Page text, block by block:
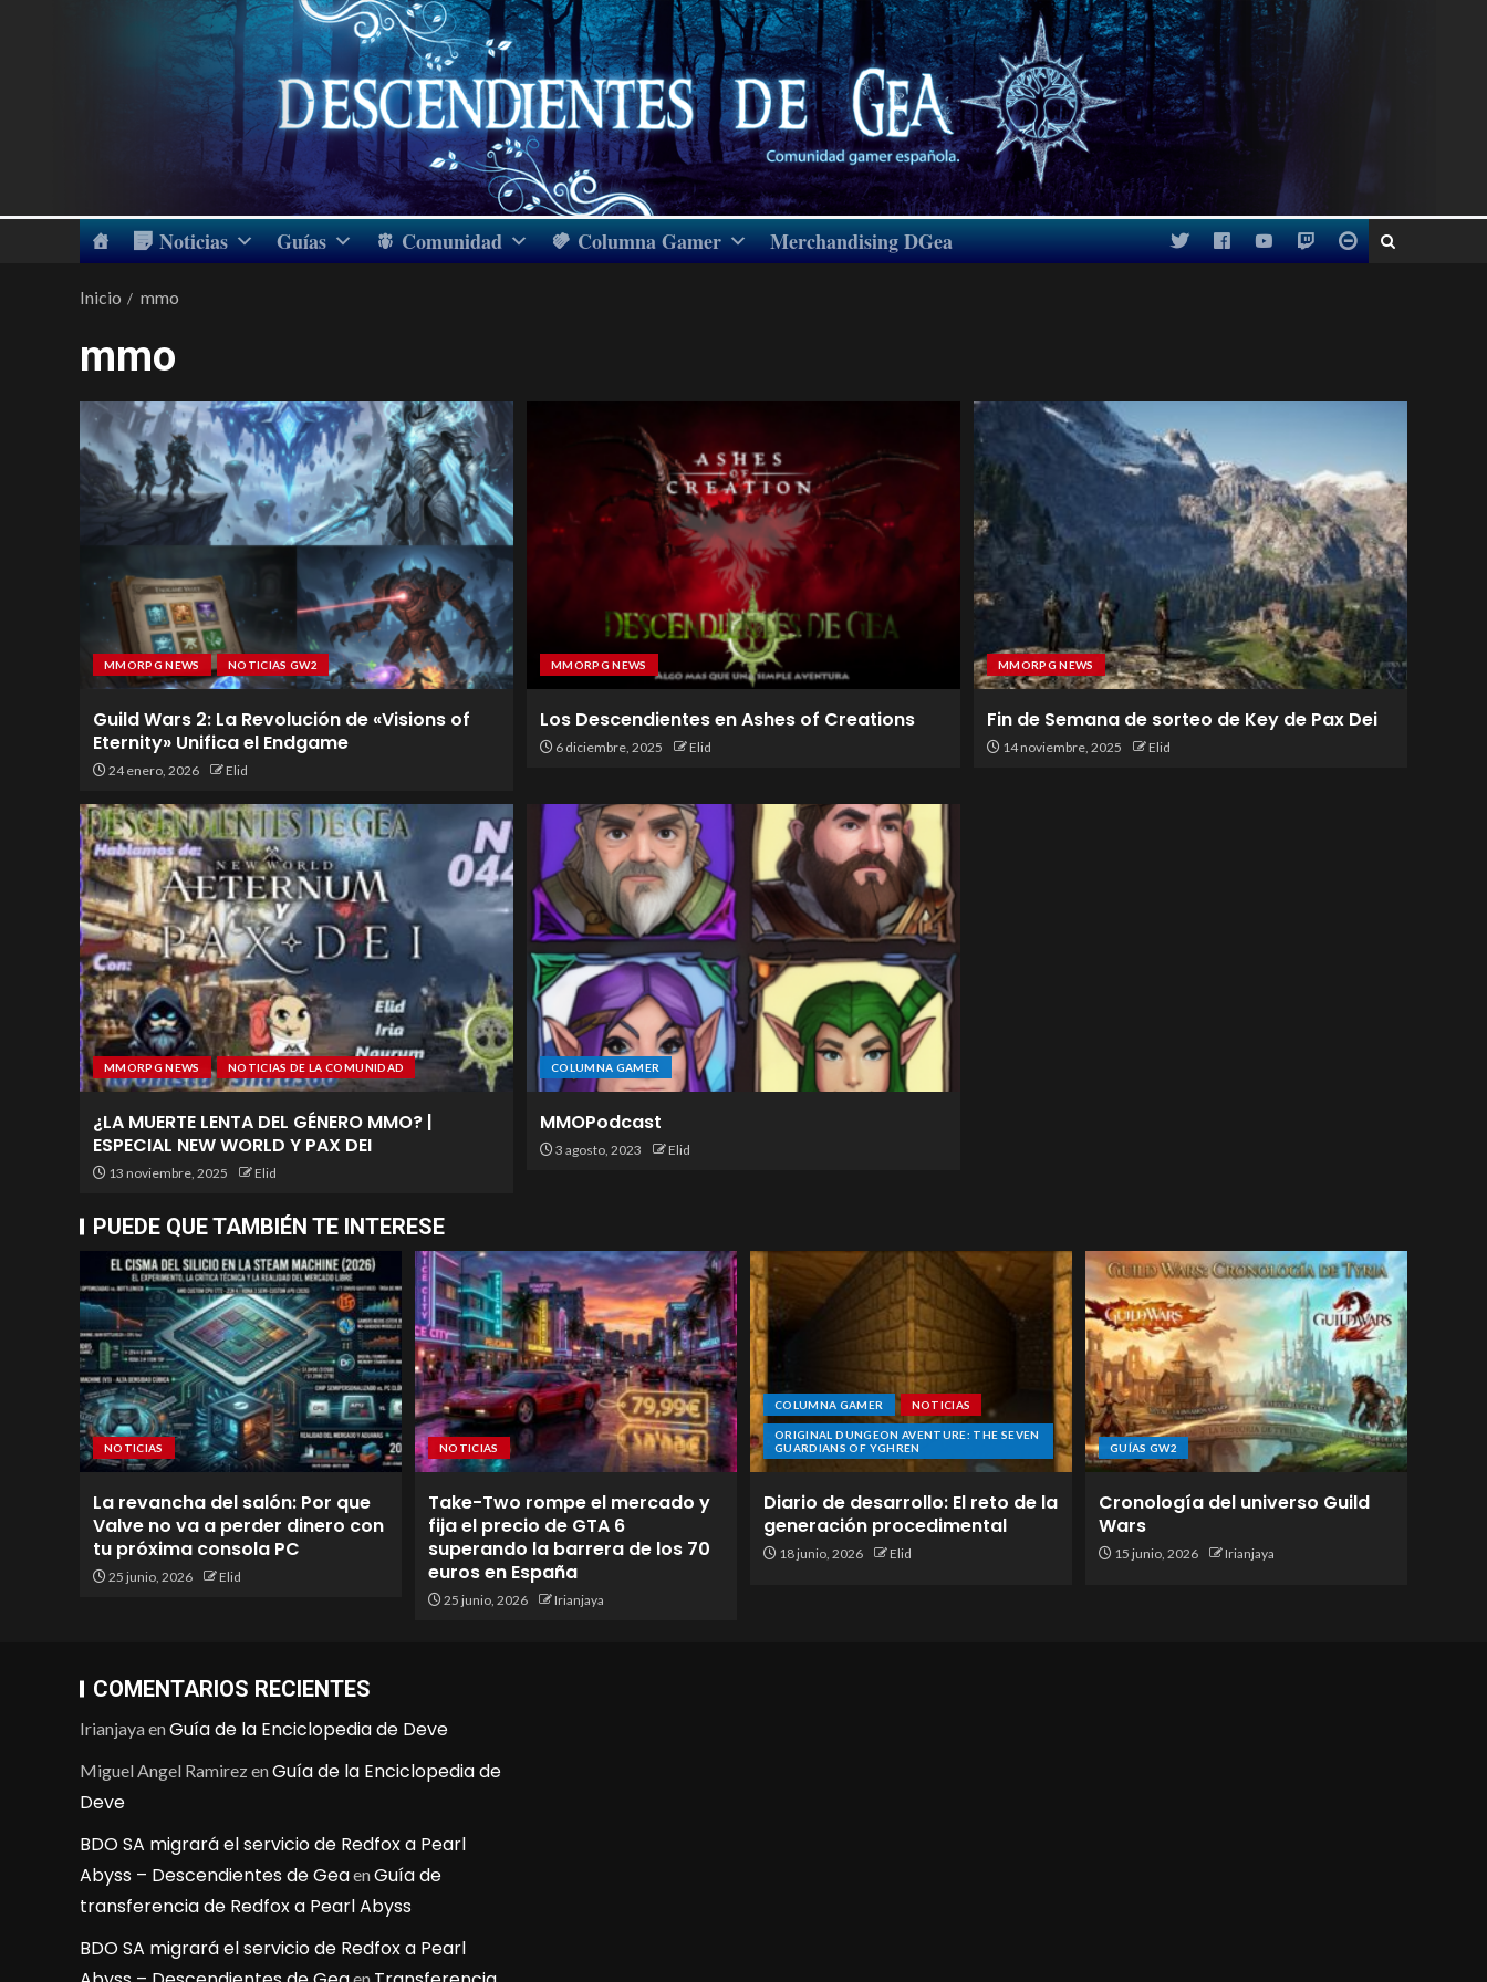
Noticias Guías Comunidad Columna Gamer Merchandising DGea
Inicio mmo
mmo
MMORPG NEWS NOTICIAS GW2
Guild Wars 2: La Revolución de «Visions of
Eternity» Unifica el Endgame
24 enero, 2026 Elid
MMORPG NEWS
Los Descendientes en Ashes of Creations
6 diciembre, 2025 Elid
MMORPG NEWS
Fin de Semana de sorteo de Key de Pax Dei
14 noviembre, 2025 Elid
MMORPG NEWS NOTICIAS DE LA COMUNIDAD
¿LA MUERTE LENTA DEL GÉNERO MMO? |
ESPECIAL NEW WORLD Y PAX DEI
13 noviembre, 2025 Elid
COLUMNA GAMER
MMOPodcast
3 agosto, 2023 Elid
PUEDE QUE TAMBIÉN TE INTERESE
NOTICIAS
La revancha del salón: Por que
Valve no va a perder dinero con
tu próxima consola PC
25 junio, 2026 Elid
NOTICIAS
Take-Two rompe el mercado y
fija el precio de GTA 6
superando la barrera de los 70
euros en España
25 junio, 2026 Irianjaya
COLUMNA GAMER NOTICIAS
ORIGINAL DUNGEON AVENTURE: THE SEVEN
GUARDIANS OF YGHREN
Diario de desarrollo: El reto de la
generación procedimental
18 junio, 2026 Elid
GUÍAS GW2
Cronología del universo Guild
Wars
15 junio, 2026 Irianjaya
COMENTARIOS RECIENTES
IrianjayaenGuía de la Enciclopedia de Deve
Miguel Angel RamirezenGuía de la Enciclopedia de
Deve
BDO SA migrará el servicio de Redfox a Pearl
Abyss – Descendientes de GeaenGuía de
transferencia de Redfox a Pearl Abyss
BDO SA migrará el servicio de Redfox a Pearl